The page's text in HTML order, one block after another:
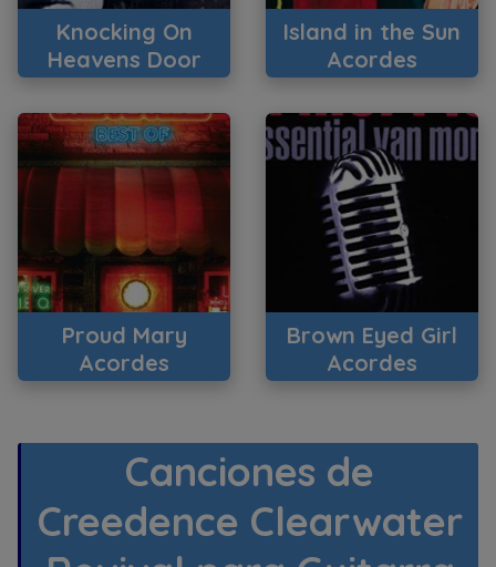
Knocking On
Heavens Door
Island in the Sun
Acordes
Proud Mary
Acordes
Brown Eyed Girl
Acordes
Canciones de
Creedence Clearwater